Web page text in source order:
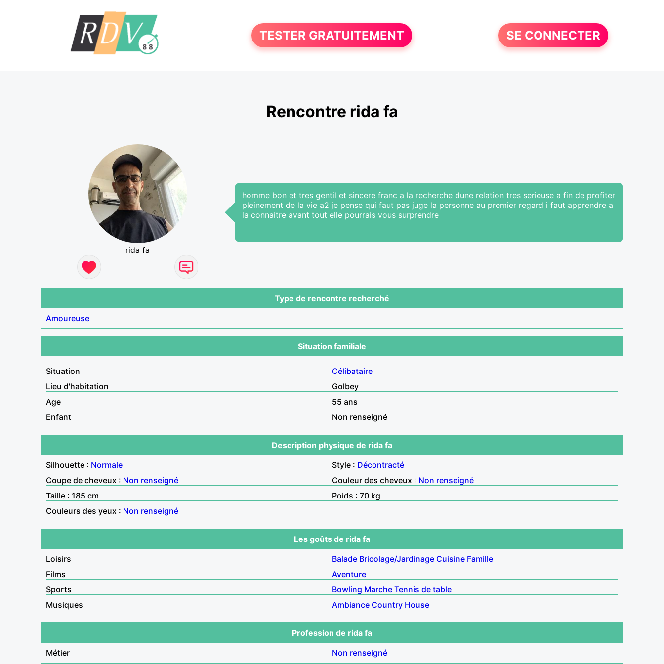
TESTER GRATUITEMENT SE CONNECTER
Rencontre rida fa
rida fa
homme bon et tres gentil et sincere franc a la recherche dune relation tres serieuse a fin de profiter
pleinement de la vie a2 je pense qui faut pas juge la personne au premier regard i faut apprendre a
la connaitre avant tout elle pourrais vous surprendre
Type de rencontre recherché
Amoureuse
Situation familiale
Situation
Célibataire
Lieu d'habitation
Golbey
Age
55 ans
Enfant
Non renseigné
Description physique de rida fa
Silhouette : Normale Style : Décontracté
Coupe de cheveux : Non renseigné Couleur des cheveux : Non renseigné
Taille : 185 cm
Poids : 70 kg
Couleurs des yeux : Non renseigné
Les goûts de rida fa
Loisirs
Balade Bricolage/Jardinage Cuisine Famille
Films
Aventure
Sports
Bowling Marche Tennis de table
Musiques
Ambiance Country House
Profession de rida fa
Métier
Non renseigné